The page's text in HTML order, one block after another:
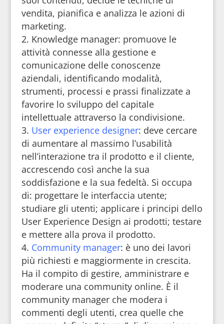
vendita, pianifica e analizza le azioni di
marketing.
Knowledge manager: promuove le
attività connesse alla gestione e
comunicazione delle conoscenze
aziendali, identificando modalità,
strumenti, processi e prassi finalizzate a
favorire lo sviluppo del capitale
intellettuale attraverso la condivisione.
User experience designer: deve cercare
di aumentare al massimo l’usabilità
nell’interazione tra il prodotto e il cliente,
accrescendo così anche la sua
soddisfazione e la sua fedeltà. Si occupa
di: progettare le interfaccia utente;
studiare gli utenti; applicare i principi dello
User Experience Design ai prodotti; testare
e mettere alla prova il prodotto.
Community manager: è uno dei lavori
più richiesti e maggiormente in crescita.
Ha il compito di gestire, amministrare e
moderare una community online. È il
community manager che modera i
commenti degli utenti, crea quelle che